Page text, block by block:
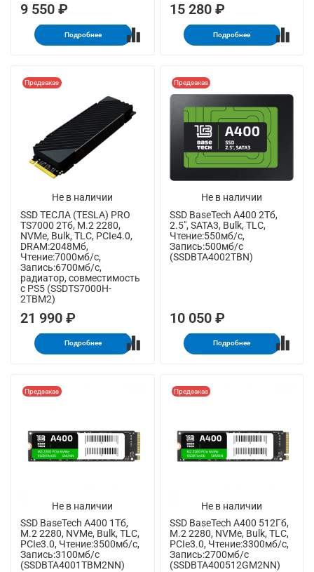
9 550 ₽
Подробнее
15 280 ₽
Подробнее
Не в наличии
Предзаказ
SSD ТЕСЛА (TESLA) PRO
TS7000 2Тб, M.2 2280,
NVMe, Bulk, TLC, PCIe4.0,
DRAM:2048Мб,
Чтение:7000мб/с,
Запись:6700мб/с,
радиатор, совместимость
с PS5 (SSDTS7000H-
2TBM2)
21 990 ₽
Подробнее
Не в наличии
Предзаказ
SSD BaseTech A400 2Тб,
2.5", SATA3, Bulk, TLC,
Чтение:550мб/с,
Запись:500мб/с
(SSDBTA4002TBN)
10 050 ₽
Подробнее
Не в наличии
Предзаказ
SSD BaseTech A400 1Тб,
M.2 2280, NVMe, Bulk, TLC,
PCIe3.0, Чтение:3500мб/с,
Запись:3100мб/с
(SSDBTA4001TBM2NN)
Не в наличии
Предзаказ
SSD BaseTech A400 512Гб,
M.2 2280, NVMe, Bulk, TLC,
PCIe3.0, Чтение:3300мб/с,
Запись:2700мб/с
(SSDBTA400512GM2NN)